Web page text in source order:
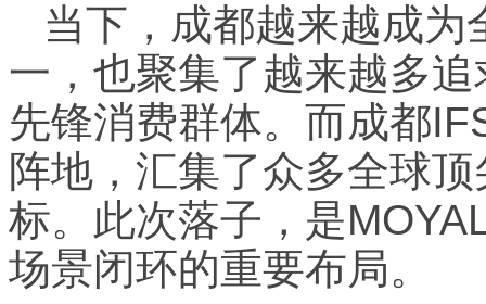
当下，成都越来越成
一，也聚集了越来越多
先锋消费群体。而成都
阵地，汇集了众多全球
标。此次落子，是
场景闭环的重要布局。